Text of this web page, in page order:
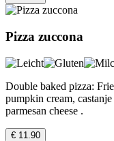
Pizza zuccona
Double baked pizza:
pumpkin cream,
parmesan cheese .
€ 11.90